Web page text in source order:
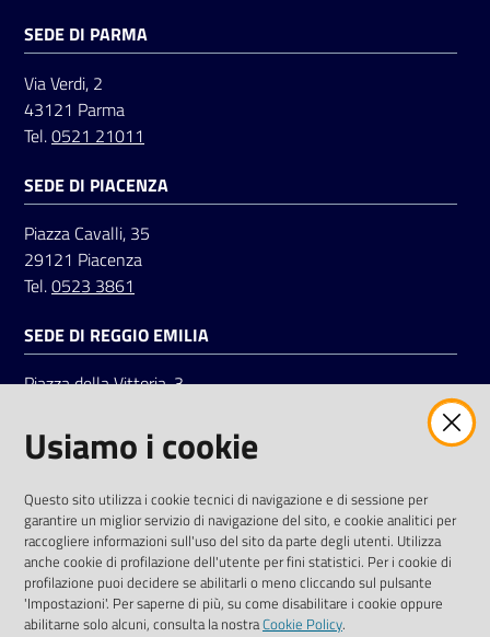
Seguici
su
SEDE DI PARMA
Via Verdi, 2
43121 Parma
Tel.0521 21011
SEDE DI PIACENZA
Piazza Cavalli, 35
29121 Piacenza
Tel.0523 3861
SEDE DI REGGIO EMILIA
Piazza della Vittoria, 3
Tel.0522 7961
LinkedinFacebookInstagram
Usiamo i cookie
Questo sito utilizza i cookie tecnici di navigazione e di sessione per
garantire un miglior servizio di navigazione del sito, e cookie analitici per
raccogliere informazioni sull'uso del sito da parte degli utenti. Utilizza
anche cookie di profilazione dell'utente per fini statistici. Per i cookie di
profilazione puoi decidere se abilitarli o meno cliccando sul pulsante
'Impostazioni'. Per saperne di più, su come disabilitare i cookie oppure
abilitarne solo alcuni, consulta la nostraCookie Policy.